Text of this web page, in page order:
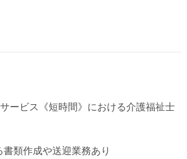
ービス《短時間》における介護福祉士
類作成や送迎業務あり